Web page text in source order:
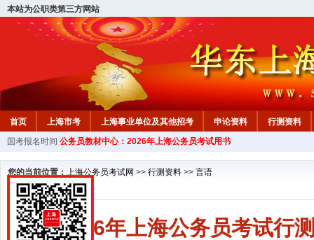
本站为公职类第三方网站
首页 上海市考 上海事业单位及其他招考 申论资料
行测资料
国考报名时间 公务员教材中心：2026年上海公务员考试用书
您的当前位置： 上海公务员考试网 >> 行测资料 >> 言语
2026年上海公务员考试行